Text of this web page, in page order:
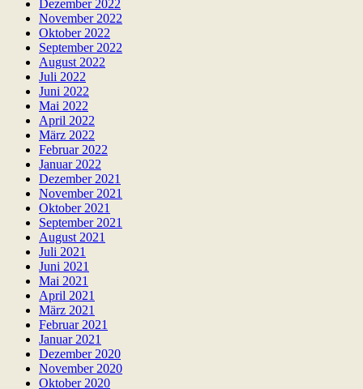
Dezember 2022
November 2022
Oktober 2022
September 2022
August 2022
Juli 2022
Juni 2022
Mai 2022
April 2022
März 2022
Februar 2022
Januar 2022
Dezember 2021
November 2021
Oktober 2021
September 2021
August 2021
Juli 2021
Juni 2021
Mai 2021
April 2021
März 2021
Februar 2021
Januar 2021
Dezember 2020
November 2020
Oktober 2020